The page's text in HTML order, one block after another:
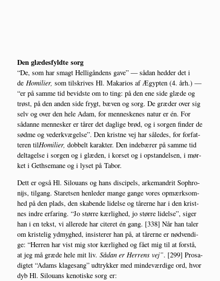
Den glæ­des­fyld­te sorg
“De, som har smagt Hel­li­gån­dens gave” — sådan hed­der det i
de Homi­li­er, som til­skri­ves Hl. Maka­rios af Ægyp­ten (4. årh.) —
“er på sam­me tid bevid­ste om to ting: på den ene side glæ­de og
trøst, på den anden side frygt, bæven og sorg. De græ­der over sig
selv og over den hele Adam, for men­ne­ske­nes natur er én. For
sådan­ne men­ne­sker er tårer det dag­li­ge brød, og i sor­gen fin­der de
sød­me og veder­kvæ­gel­se”. Den krist­ne vej har såle­des, for for­fat­
te­ren tilHomi­li­er, dob­belt karak­ter. Den inde­bæ­rer på sam­me tid
del­ta­gel­se i sor­gen og i glæ­den, i kor­set og i opstan­del­sen, i mør­
ket i Get­h­se­ma­ne og i lyset på Tabor.
Dett er også Hl. Silou­ans og hans discipels, arke­man­drit Sop­hro­
ni­js, til­gang. Sta­ret­sen hen­le­der man­ge gan­ge vores opmærk­som­
hed på den plads, den ska­ben­de lidel­se og tårer­ne har i den krist­
nes indre erfa­ring. “Jo stør­re kær­lig­hed, jo stør­re lidel­se”, siger
han i en tekst, vi alle­re­de har cite­ret én gang. [338] Når han taler
om kri­ste­lig ydmyg­hed, insi­ste­rer han på, at tårer­ne er nød­ven­di­
ge: “Her­ren har vist mig stor kær­lig­hed og fået mig til at for­stå,
at jeg må græ­de hele mit liv. Sådan er Her­rens vej”. [299] Prosa­
dig­tet “Adams kla­ge­sang” udtryk­ker med min­de­vær­di­ge ord, hvor
dyb Hl. Silou­ans keno­ti­ske sorg er: